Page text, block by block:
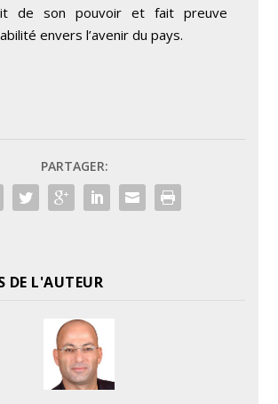
de son pouvoir et fait preuve
envers l’avenir du pays.
PARTAGER:
DE L'AUTEUR